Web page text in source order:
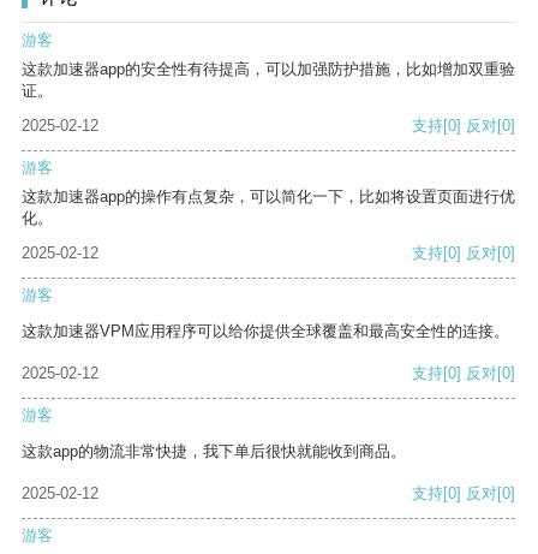
游客
这款加速器app的安全性有待提高，可以加强防护措施，比如增加双重验
证。
2025-02-12
支持[0] 反对[0]
游客
这款加速器app的操作有点复杂，可以简化一下，比如将设置页面进行优
化。
2025-02-12
支持[0] 反对[0]
游客
这款加速器VPM应用程序可以给你提供全球覆盖和最高安全性的连接。
2025-02-12 支持[0] 反对[0]
游客
这款app的物流非常快捷，我下单后很快就能收到商品。
2025-02-12 支持[0] 反对[0]
游客